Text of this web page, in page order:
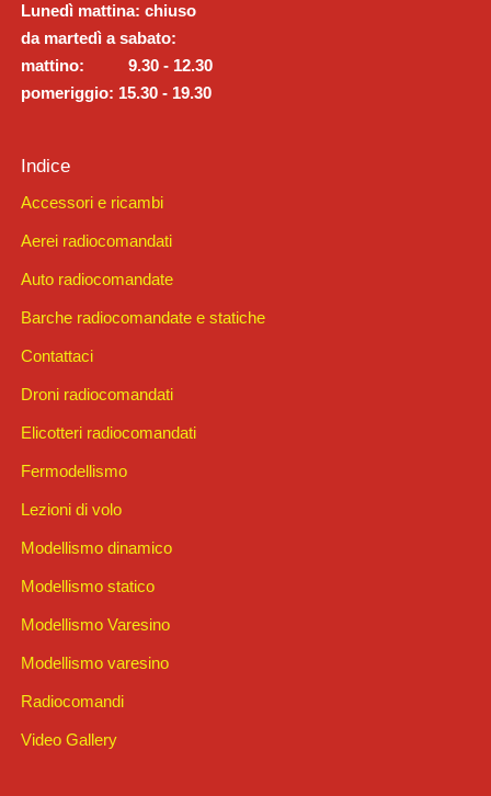
Lunedì mattina: chiuso
da martedì a sabato:
mattino: 9.30 - 12.30
pomeriggio: 15.30 - 19.30
Indice
Accessori e ricambi
Aerei radiocomandati
Auto radiocomandate
Barche radiocomandate e statiche
Contattaci
Droni radiocomandati
Elicotteri radiocomandati
Fermodellismo
Lezioni di volo
Modellismo dinamico
Modellismo statico
Modellismo Varesino
Modellismo varesino
Radiocomandi
Video Gallery